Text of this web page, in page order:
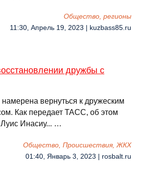
Общество, регионы
11:30, Апрель 19, 2023 | kuzbass85.ru
дружбы с
вернуться к дружеским
Как передает ТАСС, об этом
Инасиу... …
Общество, Происшествия, ЖКХ
01:40, Январь 3, 2023 | rosbalt.ru